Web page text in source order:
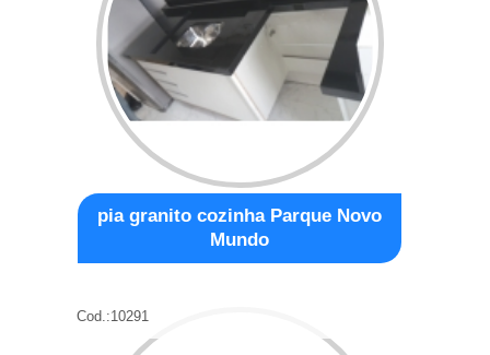
pia granito cozinha Parque Novo
Mundo
Cod.:10291